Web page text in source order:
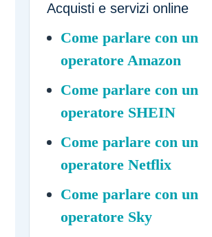
Acquisti e servizi online
Come parlare con un
operatore Amazon
Come parlare con un
operatore SHEIN
Come parlare con un
operatore Netflix
Come parlare con un
operatore Sky